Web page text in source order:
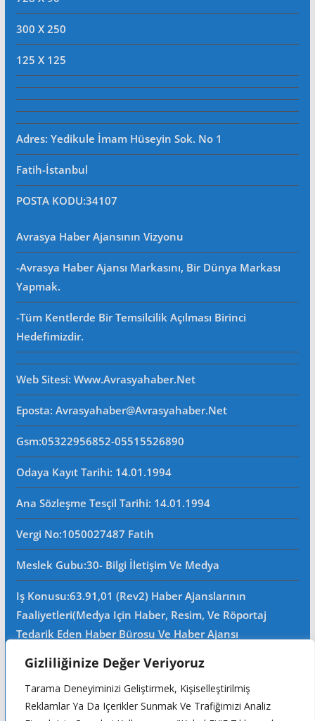
Gizliliğinize Değer Veriyoruz
Tarama Deneyiminizi Geliştirmek, Kişiselleştirilmiş
Reklamlar Ya Da Içerikler Sunmak Ve Trafiğimizi Analiz
300 X 250
125 X 125
Adres: Yedikule İmam Hüseyin Sok. No 1
Fatih-İstanbul
POSTA KODU:34107
Avrasya Haber Ajansının Vizyonu
-Avrasya Haber Ajansı Markasını, Bir Dünya Markası
Yapmak.
-Tüm Kentlerde Bir Temsilcilik Açılması Birinci
Hedefimizdir.
Web Sitesi: Www.avrasyahaber.net
Eposta: Avrasyahaber@avrasyahaber.net
Gsm:05322956852-05515526890
Odaya Kayıt Tarihi: 14.01.1994
Ana Sözleşme Tesçil Tarihi: 14.01.1994
Vergi No:1050027487 Fatih
Meslek Gubu:30- Bilgi İletişim Ve Medya
Iş Konusu:63.91,01 (Rev2) Haber Ajanslarının
Faaliyetleri(Medya Için Haber, Resim, Ve Röportaj
Tedarik Eden Haber Bürosu Ve Haber Ajansı
Filimcilik, Yayıncılık, Prodöktörlük, Reklamcılık Işleri Ile
Ana Sözleşmede Yazılı Olan Diğer Işleri Yapar.